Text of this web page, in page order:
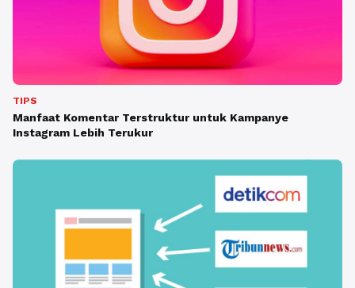
TIPS
Manfaat Komentar Terstruktur untuk Kampanye
Instagram Lebih Terukur